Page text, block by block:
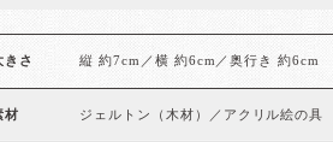
きさ 縦 約7cm／横 約6cm／奥行き 約6cm
材 ジェルトン（木材）／アクリル絵の具